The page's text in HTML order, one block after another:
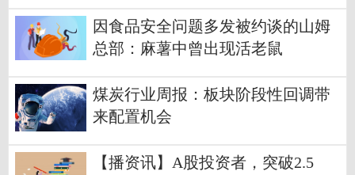
因食品安全问题多发被约谈的山姆
总部：麻薯中曾出现活老鼠
煤炭行业周报：板块阶段性回调带
来配置机会
【播资讯】A股投资者，突破2.5